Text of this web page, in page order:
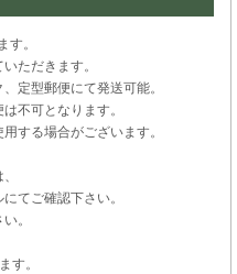
す。
ただきます。
定型郵便にて発送可能。
不可となります。
する場合がございます。
てご確認下さい。
。
す。